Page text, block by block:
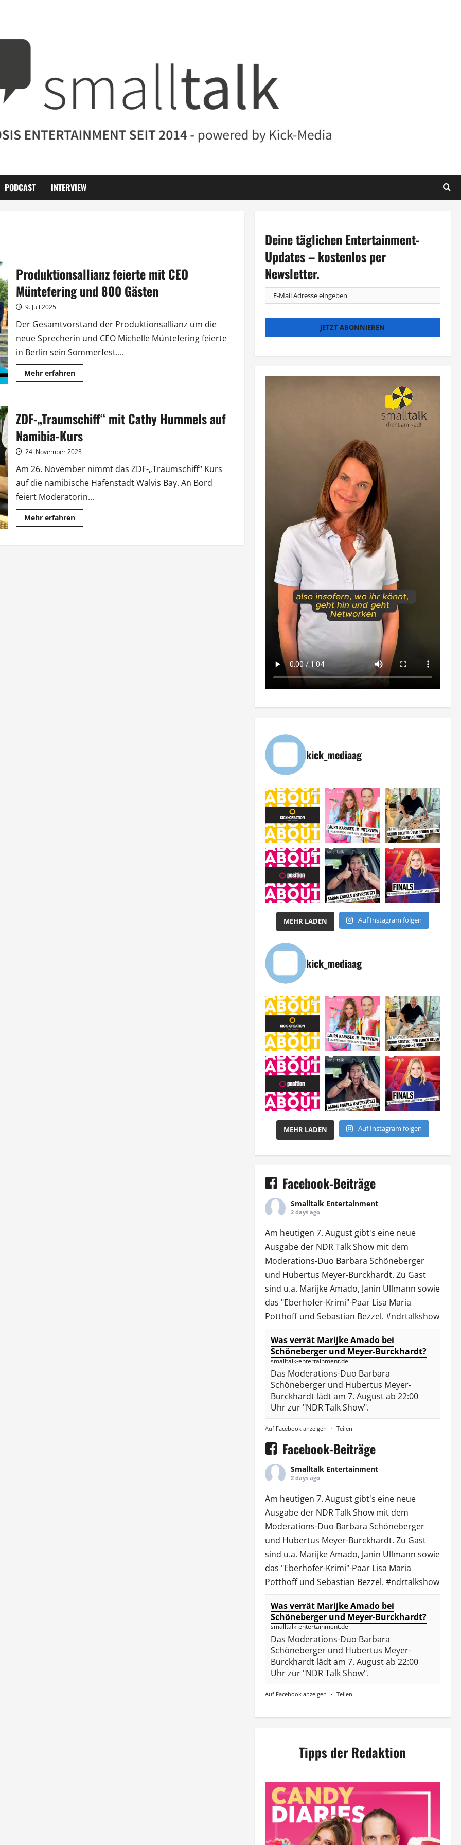
PODCAST INTERVIEW
Produktionsallianz feierte mit CEO
Müntefering und 800 Gästen
9. Juli 2025
Der Gesamtvorstand der Produktionsallianz um die
neue Sprecherin und CEO Michelle Müntefering feierte
in Berlin sein Sommerfest....
Mehr erfahrenMehr
Informationen
CEO
Müntefering
800
Gästen
ZDF-„Traumschiff“ mit Cathy Hummels auf
Namibia-Kurs
24. November 2023
Am 26. November nimmt das ZDF-„Traumschiff“ Kurs
auf die namibische Hafenstadt Walvis Bay. An Bord
feiert Moderatorin...
Mehr erfahrenMehr
Informationen
„Traumschiff“
Deine täglichen Entertainment-
Updates – kostenlos per
Newsletter.
kick_mediaag
MEHR LADEN Auf Instagram folgen
kick_mediaag
MEHR LADEN Auf Instagram folgen
Facebook-Beiträge
Smalltalk Entertainment
2 days ago
Am heutigen 7. August gibt's eine neue
Ausgabe der NDR Talk Showmit dem
Moderations-Duo Barbara Schöneberger
und Hubertus Meyer-Burckhardt. Zu Gast
sind u.a. Marijke Amado, Janin Ullmann sowie
das "Eberhofer-Krimi"-Paar Lisa Maria
Potthoff und Sebastian Bezzel. #ndrtalkshow
Was verrät Marijke Amado bei
Schöneberger und Meyer-Burckhardt?
smalltalk-entertainment.de
Das Moderations-Duo Barbara
Schöneberger und Hubertus Meyer-
Burckhardt lädt am 7. August ab 22:00
Uhr zur "NDR Talk Show".
Auf Facebook anzeigen · Teilen
Facebook-Beiträge
Smalltalk Entertainment
2 days ago
Am heutigen 7. August gibt's eine neue
Ausgabe der NDR Talk Showmit dem
Moderations-Duo Barbara Schöneberger
und Hubertus Meyer-Burckhardt. Zu Gast
sind u.a. Marijke Amado, Janin Ullmann sowie
das "Eberhofer-Krimi"-Paar Lisa Maria
Potthoff und Sebastian Bezzel. #ndrtalkshow
Was verrät Marijke Amado bei
Schöneberger und Meyer-Burckhardt?
smalltalk-entertainment.de
Das Moderations-Duo Barbara
Schöneberger und Hubertus Meyer-
Burckhardt lädt am 7. August ab 22:00
Uhr zur "NDR Talk Show".
Auf Facebook anzeigen · Teilen
Tipps der Redaktion